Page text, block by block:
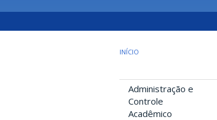
INÍCIO
Administração e
Controle
Acadêmico